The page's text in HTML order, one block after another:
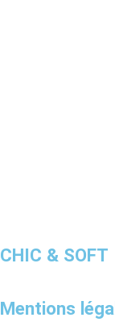
CHIC & SOFT
Mentions